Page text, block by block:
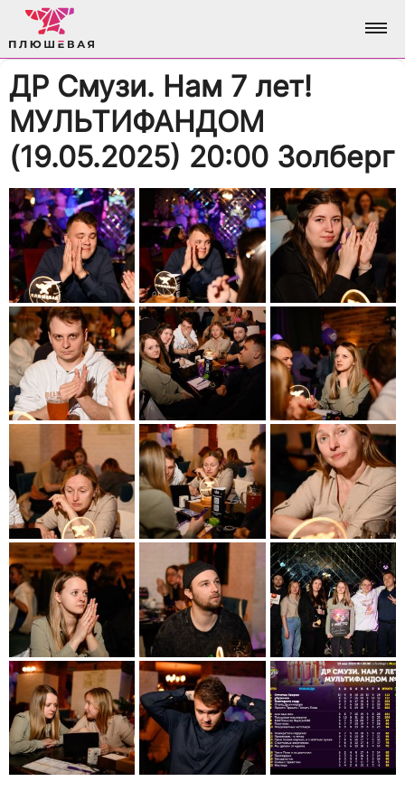
ФОТО
АЛЬБОМЫ
ВСЕ ФОТО
О НАС
АНАЛИТИКА
ДОСТИЖЕНИЯ
БРЕНДИНГ
ВХОД / РЕГИСТРАЦИЯ
ДР Смузи. Нам 7 лет!
МУЛЬТИФАНДОМ
(19.05.2025) 20:00 Золберг